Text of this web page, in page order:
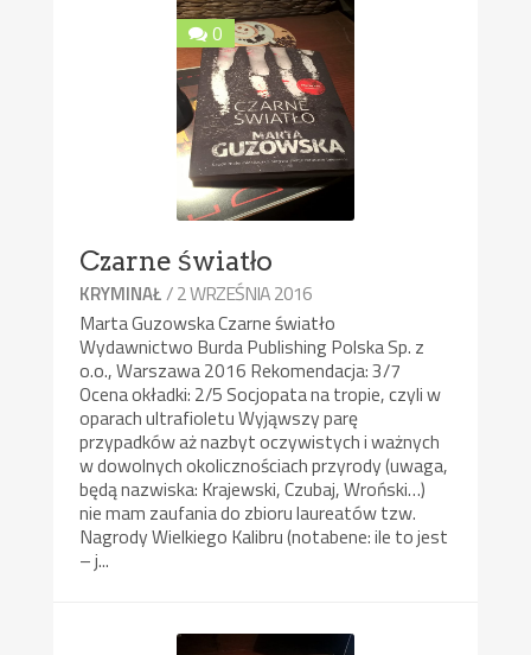
0
Czarne światło
KRYMINAŁ/ 2 WRZEŚNIA 2016
Marta Guzowska Czarne światło
Wydawnictwo Burda Publishing Polska Sp. z
o.o., Warszawa 2016 Rekomendacja: 3/7
Ocena okładki: 2/5 Socjopata na tropie, czyli w
oparach ultrafioletu Wyjąwszy parę
przypadków aż nazbyt oczywistych i ważnych
w dowolnych okolicznościach przyrody (uwaga,
będą nazwiska: Krajewski, Czubaj, Wroński…)
nie mam zaufania do zbioru laureatów tzw.
Nagrody Wielkiego Kalibru (notabene: ile to jest
– j...